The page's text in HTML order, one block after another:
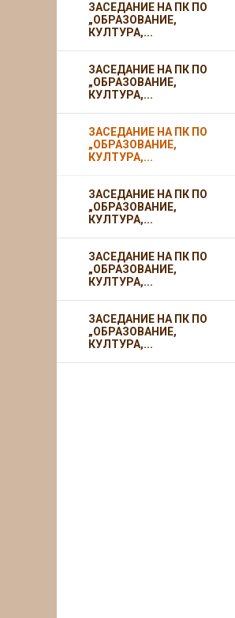
ЗАСЕДАНИЕ НА ПК ПО
„ОБРАЗОВАНИЕ,
КУЛТУРА,...
ЗАСЕДАНИЕ НА ПК ПО
„ОБРАЗОВАНИЕ,
КУЛТУРА,...
ЗАСЕДАНИЕ НА ПК ПО
„ОБРАЗОВАНИЕ,
КУЛТУРА,...
ЗАСЕДАНИЕ НА ПК ПО
„ОБРАЗОВАНИЕ,
КУЛТУРА,...
ЗАСЕДАНИЕ НА ПК ПО
„ОБРАЗОВАНИЕ,
КУЛТУРА,...
ЗАСЕДАНИЕ НА ПК ПО
„ОБРАЗОВАНИЕ,
КУЛТУРА,...